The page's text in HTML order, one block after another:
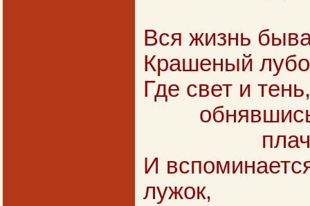
Вся жизнь
Крашеный
Где свет и тень,
И
лужок,